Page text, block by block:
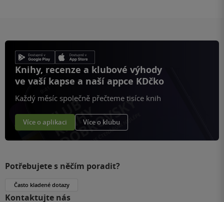
Knihy, recenze a klubové výhody
ve vaší kapse a naší appce KDčko
Každý měsíc společně přečteme tisíce knih
Více o aplikaci Více o klubu
Potřebujete s něčím poradit?
Často kladené dotazy
Kontaktujte nás